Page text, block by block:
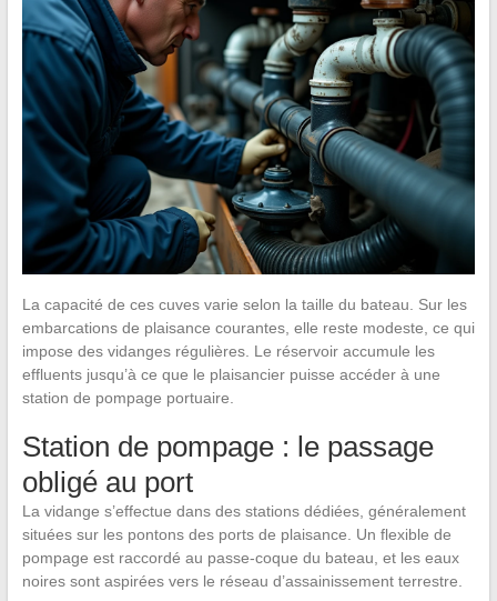
La capacité de ces cuves varie selon la taille du bateau. Sur les
embarcations de plaisance courantes, elle reste modeste, ce qui
impose des vidanges régulières. Le réservoir accumule les
effluents jusqu’à ce que le plaisancier puisse accéder à une
station de pompage portuaire.
Station de pompage : le passage
obligé au port
La vidange s’effectue dans des stations dédiées, généralement
situées sur les pontons des ports de plaisance. Un flexible de
pompage est raccordé au passe-coque du bateau, et les eaux
noires sont aspirées vers le réseau d’assainissement terrestre.